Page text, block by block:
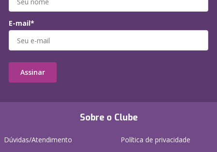
Sobre o Clube
Dúvidas/Atendimento
Política de privacidade
E-mail*
Assinar